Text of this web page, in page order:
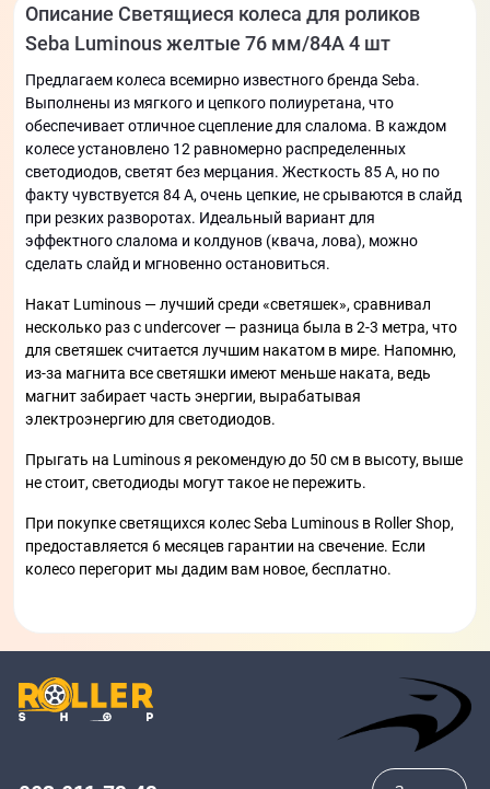
Описание Светящиеся колеса для роликов
Seba Luminous желтые 76 мм/84A 4 шт
Предлагаем колеса всемирно известного бренда Seba.
Выполнены из мягкого и цепкого полиуретана, что
обеспечивает отличное сцепление для слалома. В каждом
колесе установлено 12 равномерно распределенных
светодиодов, светят без мерцания. Жесткость 85 А, но по
факту чувствуется 84 А, очень цепкие, не срываются в слайд
при резких разворотах. Идеальный вариант для
эффектного слалома и колдунов (квача, лова), можно
сделать слайд и мгновенно остановиться.
Накат Luminous — лучший среди «светяшек», сравнивал
несколько раз с undercover — разница была в 2-3 метра, что
для светяшек считается лучшим накатом в мире. Напомню,
из-за магнита все светяшки имеют меньше наката, ведь
магнит забирает часть энергии, вырабатывая
электроэнергию для светодиодов.
Прыгать на Luminous я рекомендую до 50 см в высоту, выше
не стоит, светодиоды могут такое не пережить.
При покупке светящихся колес Seba Luminous в Roller Shop,
предоставляется 6 месяцев гарантии на свечение. Если
колесо перегорит мы дадим вам новое, бесплатно.